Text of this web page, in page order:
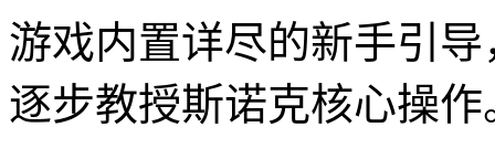
游戏内置详尽的新手引
逐步教授斯诺克核心操作